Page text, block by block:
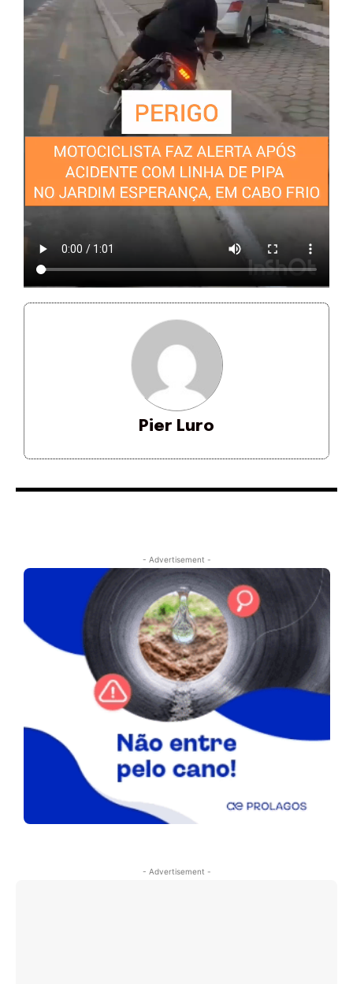
Pier Luro
- Advertisement -
- Advertisement -